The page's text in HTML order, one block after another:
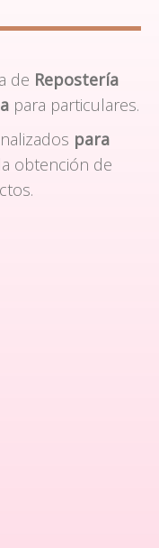
de Repostería
para particulares.
para
obtención de